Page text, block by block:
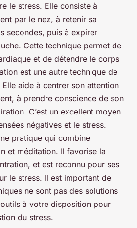
le stress. Elle consiste à
par le nez, à retenir sa
secondes, puis à expirer
Cette technique permet de
et de détendre le corps
est une autre technique de
aide à centrer son attention
à prendre conscience de son
C’est un excellent moyen
négatives et le stress.
pratique qui combine
et méditation. Il favorise la
et est reconnu pour ses
le stress. Il est important de
ne sont pas des solutions
à votre disposition pour
du stress.